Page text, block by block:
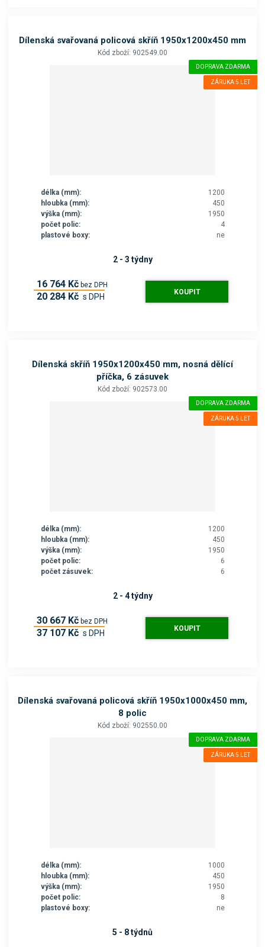
Dílenská svařovaná policová skříň 1950x1200x450 mm
Kód zboží: 902549.00
DOPRAVA ZDARMA
ZÁRUKA 5 LET
délka (mm):
1200
hloubka (mm):
450
výška (mm):
1950
počet polic:
4
plastové boxy:
ne
2 - 3 týdny
16 764 Kč bez DPH
20 284 Kč s DPH KOUPIT
Dílenská skříň 1950x1200x450 mm, nosná dělící
příčka, 6 zásuvek
Kód zboží: 902573.00
DOPRAVA ZDARMA
ZÁRUKA 5 LET
délka (mm):
1200
hloubka (mm):
450
výška (mm):
1950
počet polic:
6
počet zásuvek:
6
2 - 4 týdny
30 667 Kč bez DPH
37 107 Kč s DPH KOUPIT
Dílenská svařovaná policová skříň 1950x1000x450 mm,
8 polic
Kód zboží: 902550.00
DOPRAVA ZDARMA
ZÁRUKA 5 LET
délka (mm):
1000
hloubka (mm):
450
výška (mm):
1950
počet polic:
8
plastové boxy:
ne
5 - 8 týdnů